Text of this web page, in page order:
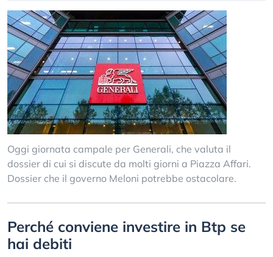
Oggi giornata campale per Generali, che valuta il
dossier di cui si discute da molti giorni a Piazza Affari.
Dossier che il governo Meloni potrebbe ostacolare.
Perché conviene investire in Btp se
hai debiti